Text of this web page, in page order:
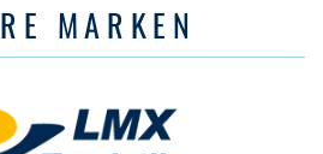
MARKEN